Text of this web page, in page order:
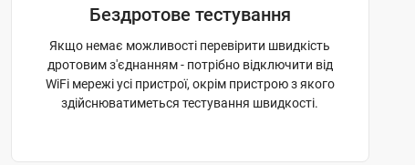
Бездротове тестування
Якщо немає можливості перевірити швидкість
дротовим з'єднанням - потрібно відключити від
WiFi мережі усі пристрої, окрім пристрою з якого
здійснюватиметься тестування швидкості.